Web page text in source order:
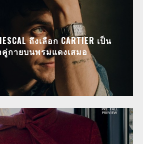
ถึงเลือก CARTIER เป็น
กายบนพรมแดงเสมอ